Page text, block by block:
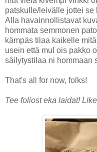
patskulle/leivälle jottei se
Alla havainnollistavat
hommata semmonen
kämpäs tilaa kaikelle
usein että mul ois pakko
säilytystilaa ni hommaan
That's all for now, folks!
Tee foliost eka laidat!